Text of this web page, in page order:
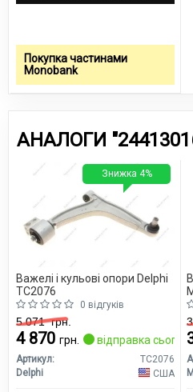
Покупка частинами
Monobank
АНАЛОГИ
Важелі і кульові опори Delphi
TC2076
0 відгуків
5 071грн.
4 870 грн. відправка
Артикул:
TC2076
Delphi
США
Знижка 4%